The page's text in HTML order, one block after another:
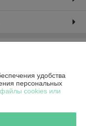
Днепровский д.16-7 офис
удобства
персональных
cookies или